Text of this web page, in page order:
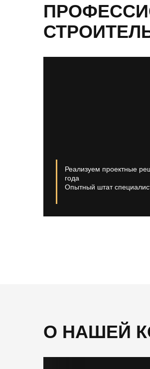
Реализуем проектные
года
Опытный штат
О НАШЕЙ